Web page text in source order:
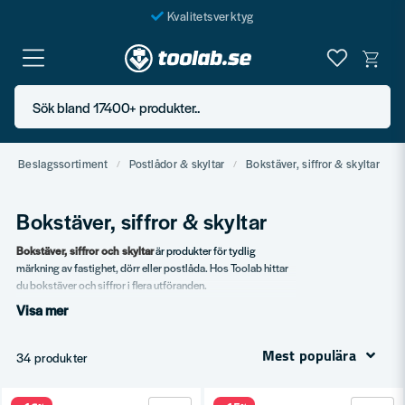
Kvalitetsverktyg
Fraktfritt över 999 SEK*
En järnhandel för alla
Butik i Göteborg
Sök bland 17400+ produkter..
Beslagssortiment Postlådor & skyltar Bokstäver, siffror & skyltar
Bokstäver, siffror & skyltar
Bokstäver, siffror och skyltarär produkter för tydlig
märkning av fastighet, dörr eller postlåda. Hos Toolab hittar
du bokstäver och siffror i flera utföranden.
Vårt sortiment
Bokstäver för namn.
Visa mer
34 produkter Mest populära